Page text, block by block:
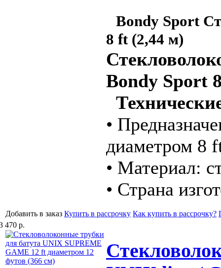
Bondy Sport
8 ft (2,44 м)
Bondy Sport
•
диаметром 8
• Материал:
• Страна
Добавить в заказ Купить в рассрочку Как купить в рассрочку?
470 р.